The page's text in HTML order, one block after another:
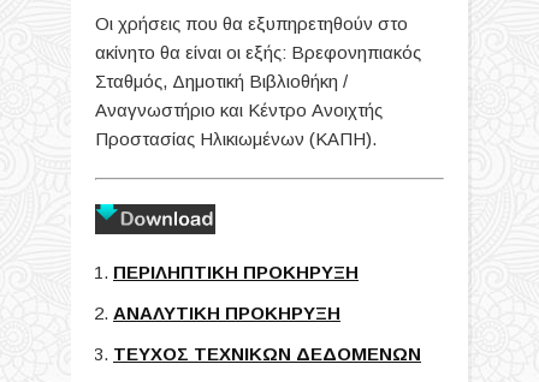
Οι χρήσεις που θα εξυπηρετηθούν στο
ακίνητο θα είναι οι εξής: Βρεφονηπιακός
Σταθμός, Δημοτική Βιβλιοθήκη /
Αναγνωστήριο και Κέντρο Ανοιχτής
Προστασίας Ηλικιωμένων (ΚΑΠΗ).
ΠΕΡΙΛΗΠΤΙΚΗ ΠΡΟΚΗΡΥΞΗ
ΑΝΑΛΥΤΙΚΗ ΠΡΟΚΗΡΥΞΗ
ΤΕΥΧΟΣ ΤΕΧΝΙΚΩΝ ΔΕΔΟΜΕΝΩΝ